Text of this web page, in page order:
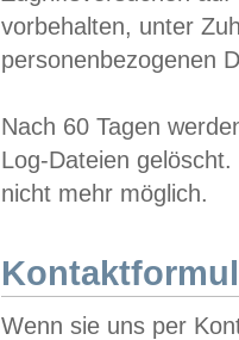
vorbehalten, unter
personenbezogenen
Nach 60 Tagen
Log-Dateien
nicht mehr möglich.
Wenn sie uns per